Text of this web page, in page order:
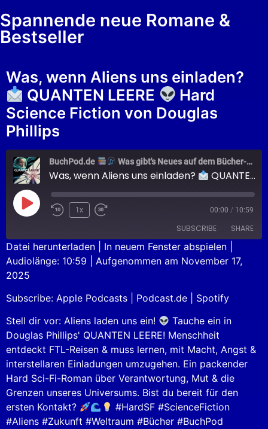
Spannende neue Romane &
Bestseller
Was, wenn Aliens uns einladen?
QUANTEN LEERE
Hard
Science Fiction von Douglas
Phillips
BuchPod.de Was gibt's Neues auf dem Bücher-Markt?
Was, wenn Aliens uns einladen? QUANTEN LEERE
1x 00:00 / 10:59
SUBSCRIBE SHARE
Apple Podcasts Podcast.de
RSS FEED
SHARE
EMBED
Datei herunterladen In neuem Fenster abspielen
Audiolänge: 10:59
Aufgenommen am November 17,
2025
Subscribe: Apple Podcasts Podcast.de
Spotify
Stell dir vor: Aliens laden uns ein!
Tauche ein in
Douglas Phillips' QUANTEN LEERE! Menschheit
entdeckt FTL-Reisen & muss lernen, mit Macht, Angst &
interstellaren Einladungen umzugehen. Ein packender
Hard Sci-Fi-Roman über Verantwortung, Mut & die
Grenzen unseres Universums. Bist du bereit für den
ersten Kontakt?
#HardSF #ScienceFiction
#Aliens #Zukunft #Weltraum #Bücher #BuchPod